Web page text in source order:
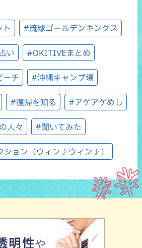
ト #琉球ゴールデンキングス
い #OKITIVEまとめ
ーチ #沖縄キャンプ場
#復帰を知る #アゲアゲめし
人々 #聞いてみた
ション（ウィン♪ウィン♪）